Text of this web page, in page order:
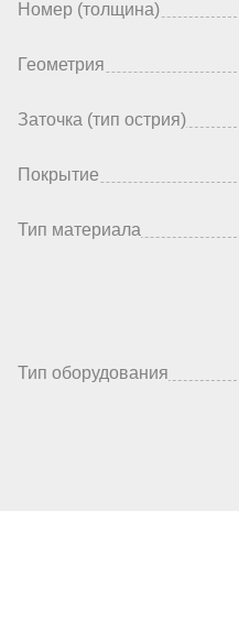
Номер (толщина)
Геометрия
Заточка (тип острия)
Покрытие
Тип материала
Тип оборудования